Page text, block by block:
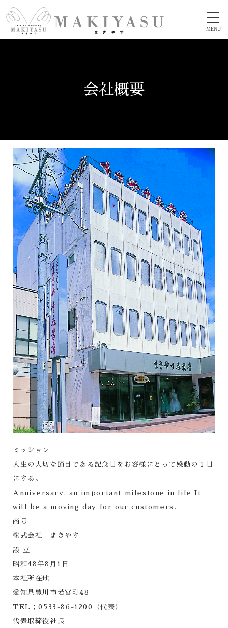
MENU
会社概要
ミッション
人生の大切な節目である記念日を お客様にとって感動の１日
にする。
Anniversary, an important milestone in life It
will be a moving day for our customers.
商号
株式会社 まきやす
設 立
昭和48年8月1日
本社所在地
愛知県豊川市若宮町48
TEL：0533-86-1200（代表）
代表取締役社長